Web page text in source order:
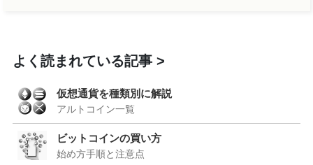
よく読まれている記事
仮想通貨を種類別に解説
アルトコイン一覧
ビットコインの買い方
始め方手順と注意点